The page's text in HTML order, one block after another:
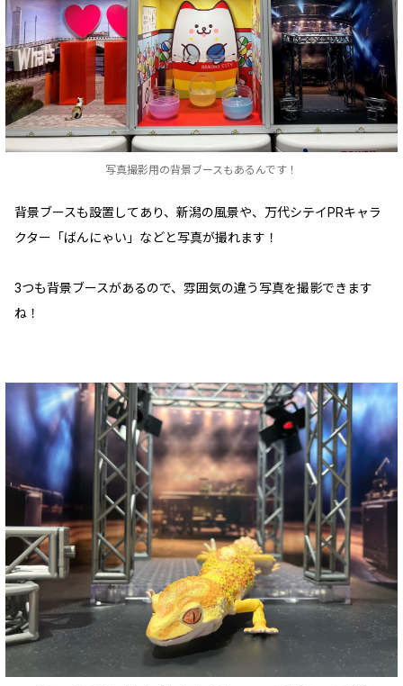
写真撮影用の背景ブースもあるんです！
背景ブースも設置してあり、新潟の風景や、万代シテイPRキャラ
クター「ばんにゃい」などと写真が撮れます！
3つも背景ブースがあるので、雰囲気の違う写真を撮影できます
ね！